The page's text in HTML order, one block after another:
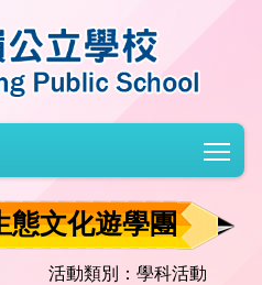
態文化遊學團
活動類別：學科活動